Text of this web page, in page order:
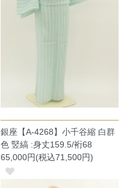
銀座【A-4268】小千谷縮 白群
色 竪縞 :身丈159.5/裄68
65,000円(税込71,500円)